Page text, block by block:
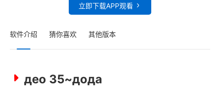
立即下载APP观看
软件介绍 猜你喜欢 其他版本
део 35~дода